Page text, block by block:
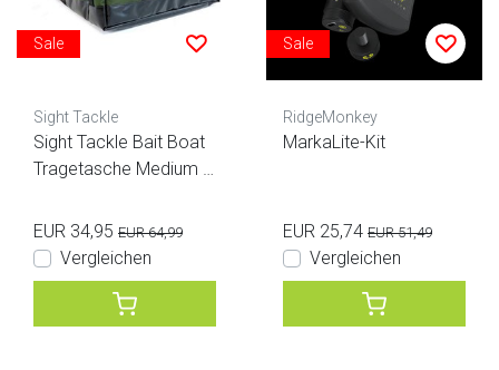
Sale
Sight Tackle
Sight Tackle Bait Boat
Tragetasche Medium D
EUR 34,95 EUR 64,99
Vergleichen
Sale
RidgeMonkey
MarkaLite-Kit
EUR 25,74 EUR 51,49
Vergleichen